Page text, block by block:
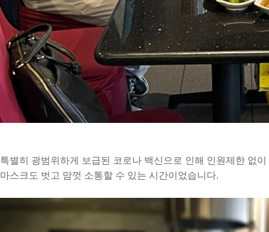
특별히 광범위하게 보급된 코로나 백신으로 인해 인원제한 없이
마스크도 벗고 맘껏 소통할 수 있는 시간이었습니다.